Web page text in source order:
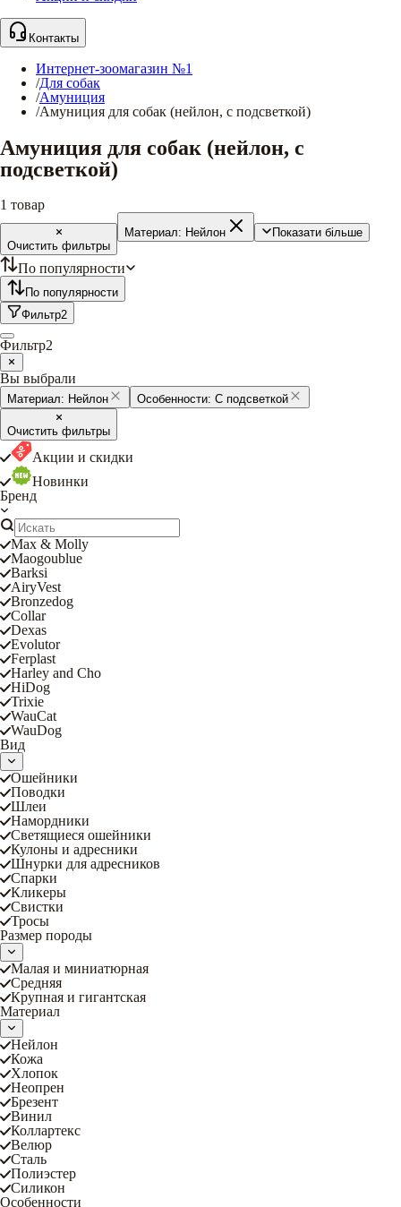
Контакты
Интернет-зоомагазин №1
/Для собак
/Амуниция
/Амуниция для собак (нейлон, с подсветкой)
Амуниция для собак (нейлон, с
подсветкой)
1 товар
Очистить фильтры
Материал: Нейлон Показати більше
По популярности
По популярности
Фильтр2
Фильтр2
Вы выбрали
Материал: Нейлон Особенности: С подсветкой
Очистить фильтры
Акции и скидки
Новинки
Бренд
Max & Molly
Maogoublue
Barksi
AiryVest
Bronzedog
Collar
Dexas
Evolutor
Ferplast
Harley and Cho
HiDog
Trixie
WauCat
WauDog
Вид
Ошейники
Поводки
Шлеи
Намордники
Светящиеся ошейники
Кулоны и адресники
Шнурки для адресников
Спарки
Кликеры
Свистки
Тросы
Размер породы
Малая и миниатюрная
Средняя
Крупная и гигантская
Материал
Нейлон
Кожа
Хлопок
Неопрен
Брезент
Винил
Коллартекс
Велюр
Сталь
Полиэстер
Силикон
Особенности